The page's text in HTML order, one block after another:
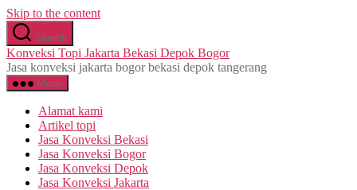
Skip to the content
Search
Konveksi Topi Jakarta Bekasi Depok Bogor
Jasa konveksi jakarta bogor bekasi depok tangerang
Menu
Alamat kami
Artikel topi
Jasa Konveksi Bekasi
Jasa Konveksi Bogor
Jasa Konveksi Depok
Jasa Konveksi Jakarta